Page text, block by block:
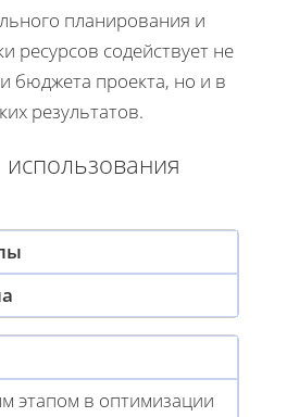
планирования и
ресурсов содействует не
бюджета проекта, но и в
результатов.
этапом в оптимизации